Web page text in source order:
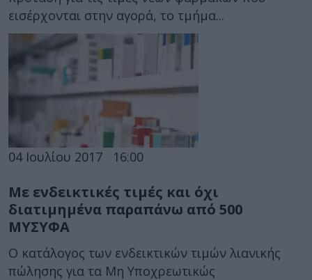
εισέρχονται στην αγορά, το τμήμα...
04 Ιουλίου 2017 16:00
Με ενδεικτικές τιμές και όχι
διατιμημένα παραπάνω από 500
ΜΥΣΥΦΑ
Ο κατάλογος των ενδεικτικών τιμών λιανικής
πώλησης για τα Μη Υποχρεωτικώς